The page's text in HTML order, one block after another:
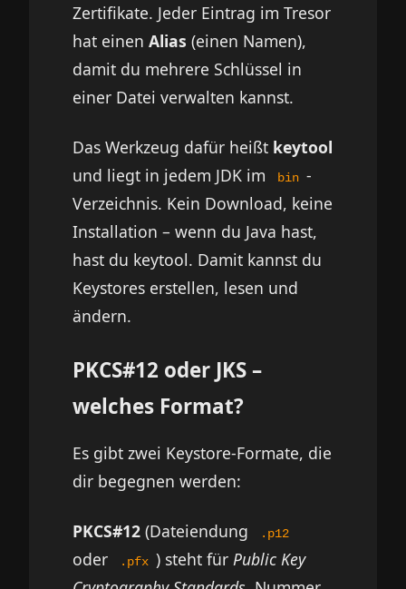
Zertifikate. Jeder Eintrag im Tresor
hat einen Alias (einen Namen),
damit du mehrere Schlüssel in
einer Datei verwalten kannst.
Das Werkzeug dafür heißt keytool
und liegt in jedem JDK im
bin -
Verzeichnis. Kein Download, keine
Installation – wenn du Java hast,
hast du keytool. Damit kannst du
Keystores erstellen, lesen und
ändern.
PKCS#12 oder JKS –
welches Format?
Es gibt zwei Keystore-Formate, die
dir begegnen werden:
PKCS#12 (Dateiendung .p12
oder .pfx ) steht für Public Key